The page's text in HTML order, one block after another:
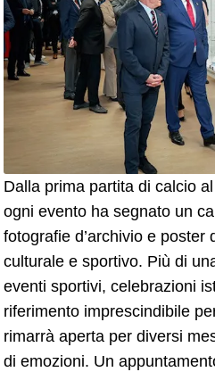
Dalla prima partita di calcio
ogni evento ha segnato un
fotografie d’archivio e
culturale e sportivo. Più di
eventi sportivi, celebrazioni
riferimento imprescindibile
rimarrà aperta per diversi
di emozioni. Un